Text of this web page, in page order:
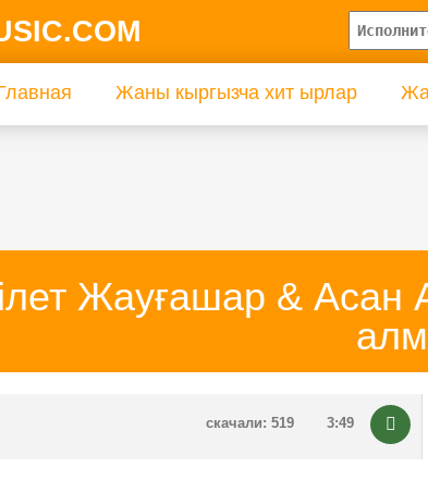
Жаны кыргызча хит ырлар
Жауғашар & Асан
3:49
скачали: 519